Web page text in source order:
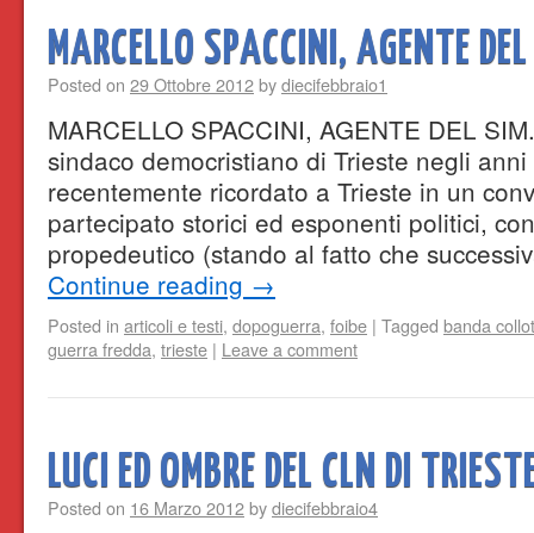
MARCELLO SPACCINI, AGENTE
Posted on 29 Ottobre 2012bydiecifebbraio1
MARCELLO SPACCINI, AGENTE DEL
sindaco democristiano di Trieste negli
recentemente ricordato a Trieste in un
partecipato storici ed esponenti politici,
propedeutico (stando al fatto che
Continue reading →
Posted in articoli e testi, dopoguerra, foibe | Tagged banda
guerra fredda, trieste | Leave a comment
LUCI ED OMBRE DEL CLN DI
Posted on 16 Marzo 2012bydiecifebbraio4